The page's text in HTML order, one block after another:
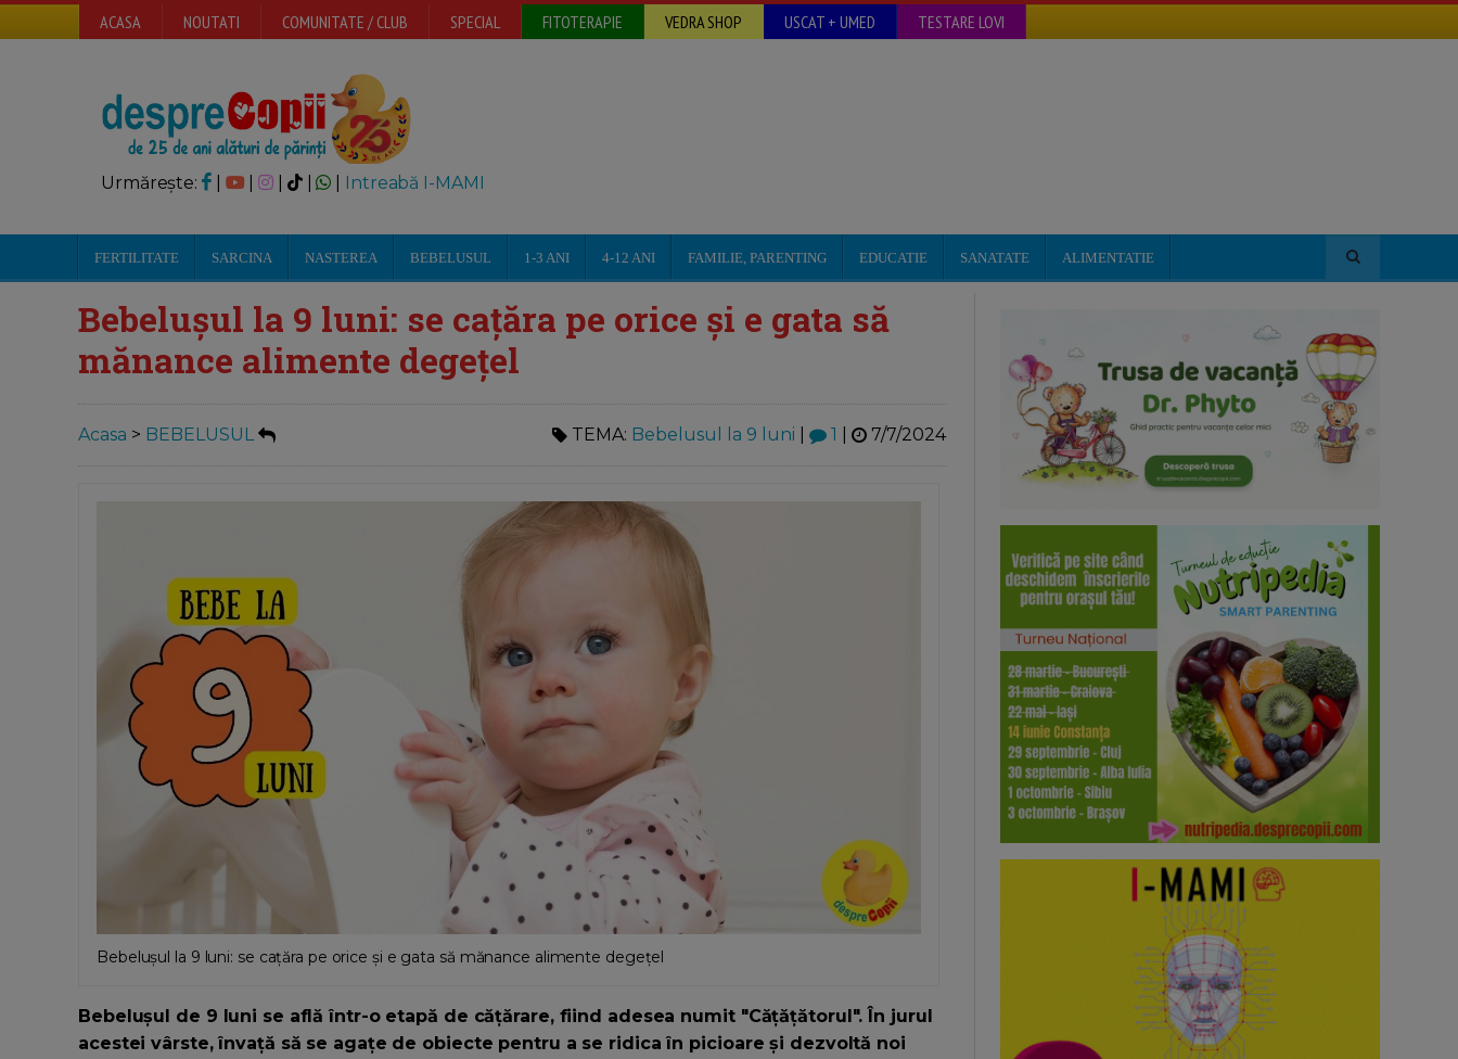
ACASA NOUTATI COMUNITATE / CLUB SPECIAL FITOTERAPIE VEDRA SHOP USCAT + UMED TESTARE LOVI
Urmărește: | | Intreabă I-MAMI
FERTILITATE SARCINA NASTEREA BEBELUSUL 1-3 ANI 4-12 ANI FAMILIE, PARENTING EDUCATIE SANATATE ALIMENTATIE
Bebelușul la 9 luni: se cațăra pe orice și e gata să
mănance alimente degețel
Acasa > BEBELUSUL TEMA: Bebelusul la 9 luni 1 7/7/2024
Bebelușul la 9 luni: se cațăra pe orice și e gata să mănance alimente degețel
Bebelușul de 9 luni se află într-o etapă de cățărare, fiind adesea numit "Cățățătorul". În jurul
acestei vârste, învață să se agațe de obiecte pentru a se ridica în picioare și dezvoltă noi